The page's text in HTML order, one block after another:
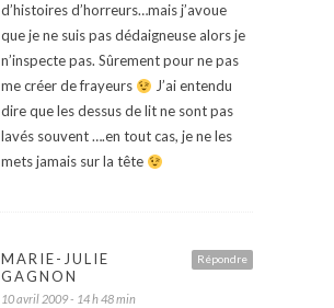
d’histoires d’horreurs…mais j’avoue
que je ne suis pas dédaigneuse alors je
n’inspecte pas. Sûrement pour ne pas
me créer de frayeurs
J’ai entendu
dire que les dessus de lit ne sont pas
lavés souvent ….en tout cas, je ne les
mets jamais sur la tête
Répondre
MARIE-JULIE
GAGNON
10 avril 2009 - 14 h 48 min